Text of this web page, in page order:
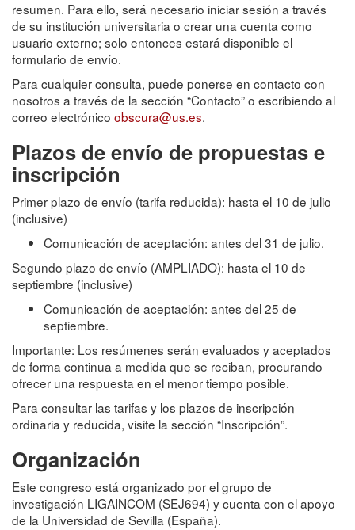
resumen. Para ello, será necesario iniciar sesión a través
de su institución universitaria o crear una cuenta como
usuario externo; solo entonces estará disponible el
formulario de envío.
Para cualquier consulta, puede ponerse en contacto con
nosotros a través de la sección “Contacto” o escribiendo al
correo electrónico obscura@us.es.
Plazos de envío de propuestas e
inscripción
Primer plazo de envío (tarifa reducida): hasta el 10 de julio
(inclusive)
Comunicación de aceptación: antes del 31 de julio.
Segundo plazo de envío (AMPLIADO): hasta el 10 de
septiembre (inclusive)
Comunicación de aceptación: antes del 25 de
septiembre.
Importante: Los resúmenes serán evaluados y aceptados
de forma continua a medida que se reciban, procurando
ofrecer una respuesta en el menor tiempo posible.
Para consultar las tarifas y los plazos de inscripción
ordinaria y reducida, visite la sección “Inscripción”.
Organización
Este congreso está organizado por el grupo de
investigación LIGAINCOM (SEJ694) y cuenta con el apoyo
de la Universidad de Sevilla (España).